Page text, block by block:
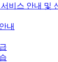
비스 안내 및
내